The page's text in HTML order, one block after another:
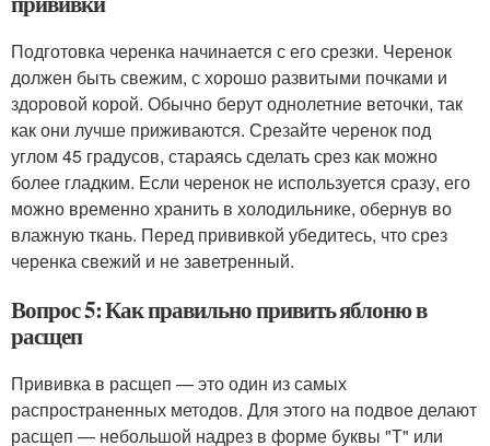
Подготовка черенка начинается с его срезки. Черенок
должен быть свежим, с хорошо развитыми почками и
здоровой корой. Обычно берут однолетние веточки, так
как они лучше приживаются. Срезайте черенок под
углом 45 градусов, стараясь сделать срез как можно
более гладким. Если черенок не используется сразу, его
можно временно хранить в холодильнике, обернув во
влажную ткань. Перед прививкой убедитесь, что срез
черенка свежий и не заветренный.
Вопрос 5: Как правильно привить яблоню в
расщеп
Прививка в расщеп — это один из самых
распространенных методов. Для этого на подвое делают
расщеп — небольшой надрез в форме буквы "Т" или